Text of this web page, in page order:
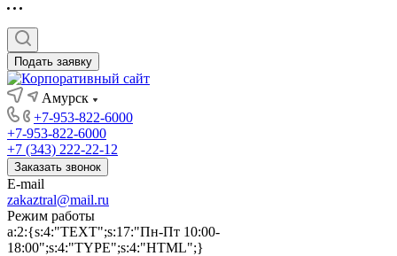
Подать заявку
Амурск
+7-953-822-6000
+7-953-822-6000
+7 (343) 222-22-12
Заказать звонок
E-mail
zakaztral@mail.ru
Режим работы
a:2:{s:4:"TEXT";s:17:"Пн-Пт 10:00-
18:00";s:4:"TYPE";s:4:"HTML";}